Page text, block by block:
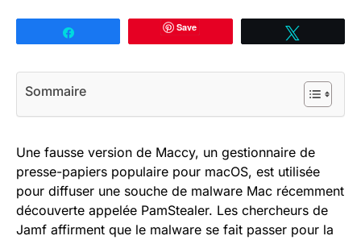
Save
Sommaire
Une fausse version de Maccy, un gestionnaire de
presse-papiers populaire pour macOS, est utilisée
pour diffuser une souche de malware Mac récemment
découverte appelée PamStealer. Les chercheurs de
Jamf affirment que le malware se fait passer pour la